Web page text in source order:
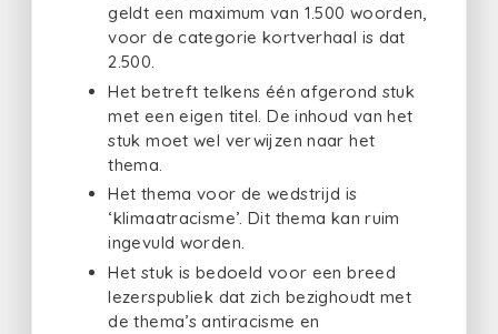
geldt een maximum van 1.500 woorden,
voor de categorie kortverhaal is dat
2.500.
Het betreft telkens één afgerond stuk
met een eigen titel. De inhoud van het
stuk moet wel verwijzen naar het
thema.
Het thema voor de wedstrijd is
‘klimaatracisme’. Dit thema kan ruim
ingevuld worden.
Het stuk is bedoeld voor een breed
lezerspubliek dat zich bezighoudt met
de thema’s antiracisme en